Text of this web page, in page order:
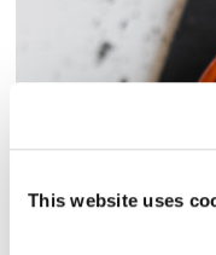
This website uses